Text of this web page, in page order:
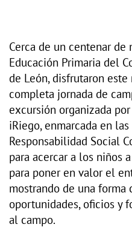
Cerca de un centenar de
Educación Primaria del
de León, disfrutaron
completa jornada de
excursión organizada
iRiego, enmarcada en
Responsabilidad Social
para acercar a los niños
para poner en valor el
mostrando de una forma
oportunidades, oficios y
al campo.